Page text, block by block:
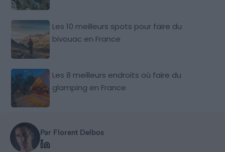
Les 10 meilleurs spots pour faire du
bivouac en France
Les 8 meilleurs endroits où faire du
glamping en France
Par Florent Delbos